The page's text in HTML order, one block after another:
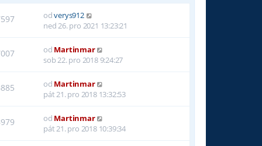
odverys912
ned 26. pro 2021 13:23:21
od Martinmar
sob 22. pro 2018 9:24:27
od Martinmar
pát 21. pro 2018 13:32:53
od Martinmar
pát 21. pro 2018 10:39:34